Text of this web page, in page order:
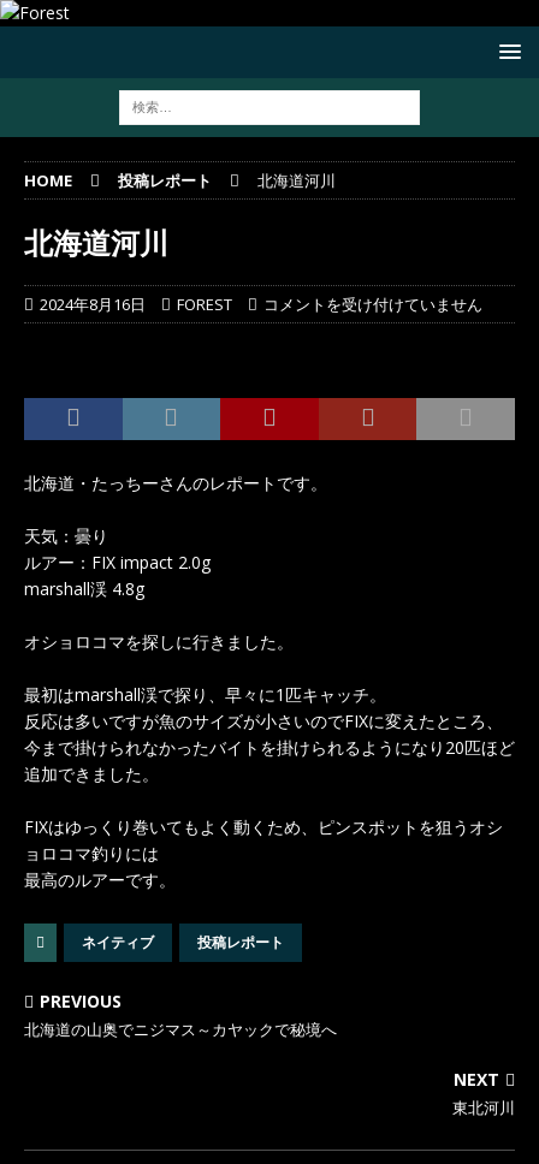
HOME 投稿レポート 北海道河川
北海道河川
2024年8月16日 FOREST コメントを受け付けていません
北海道・たっちーさんのレポートです。
天気：曇り
ルアー：FIX impact 2.0g
marshall渓 4.8g
オショロコマを探しに行きました。
最初はmarshall渓で探り、早々に1匹キャッチ。
反応は多いですが魚のサイズが小さいのでFIXに変えたところ、
今まで掛けられなかったバイトを掛けられるようになり20匹ほど
追加できました。
FIXはゆっくり巻いてもよく動くため、ピンスポットを狙うオシ
ョロコマ釣りには
最高のルアーです。
ネイティブ 投稿レポート
PREVIOUS
北海道の山奥でニジマス～カヤックで秘境へ
NEXT
東北河川